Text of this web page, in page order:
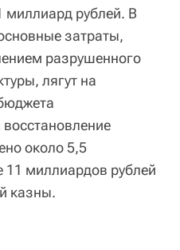
миллиард рублей. В
затраты,
разрушенного
лягут на
около 5,5
миллиардов рублей
казны.